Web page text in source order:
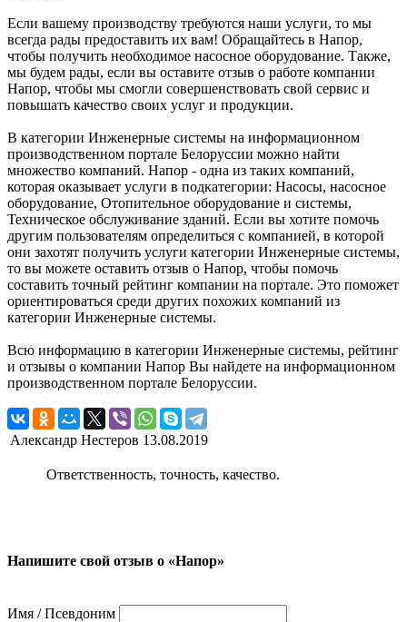
Если вашему производству требуются наши услуги, то мы
всегда рады предоставить их вам! Обращайтесь в Напор,
чтобы получить необходимое насосное оборудование. Также,
мы будем рады, если вы оставите отзыв о работе компании
Напор, чтобы мы смогли совершенствовать свой сервис и
повышать качество своих услуг и продукции.
В категории Инженерные системы на информационном
производственном портале Белоруссии можно найти
множество компаний. Напор - одна из таких компаний,
которая оказывает услуги в подкатегории: Насосы, насосное
оборудование, Отопительное оборудование и системы,
Техническое обслуживание зданий. Если вы хотите помочь
другим пользователям определиться с компанией, в которой
они захотят получить услуги категории Инженерные системы,
то вы можете оставить отзыв о Напор, чтобы помочь
составить точный рейтинг компании на портале. Это поможет
ориентироваться среди других похожих компаний из
категории Инженерные системы.
Всю информацию в категории Инженерные системы, рейтинг
и отзывы о компании Напор Вы найдете на информационном
производственном портале Белоруссии.
Александр Нестеров 13.08.2019
Ответственность, точность, качество.
Напишите свой отзыв о «Напор»
Имя / Псевдоним